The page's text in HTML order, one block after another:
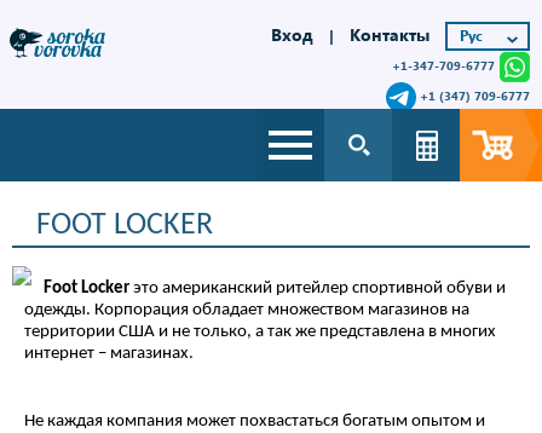
Вход | Контакты
+1-347-709-6777
+1 (347) 709-6777
FOOT LOCKER
Foot Locker это американский ритейлер спортивной обуви и
одежды. Корпорация обладает множеством магазинов на
территории США и не только, а так же представлена в многих
интернет – магазинах.
Не каждая компания может похвастаться богатым опытом и